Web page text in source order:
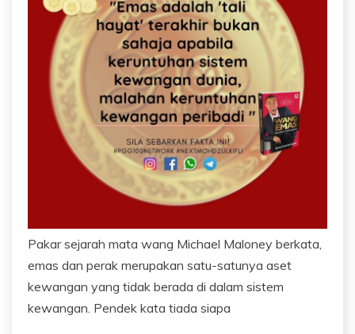
Pakar sejarah mata wang Michael Maloney berkata,
emas dan perak merupakan satu-satunya aset
kewangan yang tidak berada di dalam sistem
kewangan. Pendek kata tiada siapa